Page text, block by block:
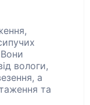
вологи,
а
та